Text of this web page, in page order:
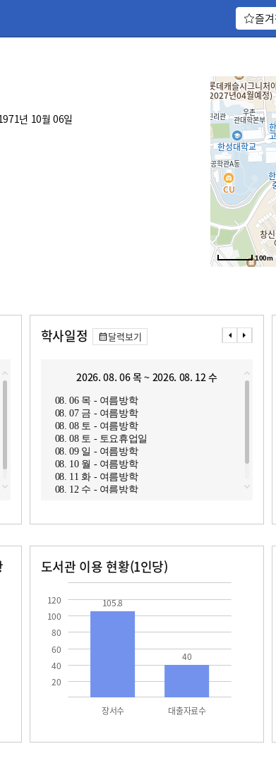
즐
년 10월 06일
100m
학사일정 달력보기
2026. 08. 06 목 ~ 2026. 08. 12 수
08. 06 목 - 여름방학
08. 07 금 - 여름방학
08. 08 토 - 여름방학
08. 08 토 - 토요휴업일
08. 09 일 - 여름방학
08. 10 월 - 여름방학
08. 11 화 - 여름방학
08. 12 수 - 여름방학
도서관 이용 현황(1인당)
20
40
60
80
100
120
장서수 대출자료수
105.8
40